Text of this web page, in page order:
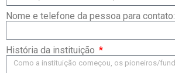
Nome e telefone da pessoa para contato:
História da instituição